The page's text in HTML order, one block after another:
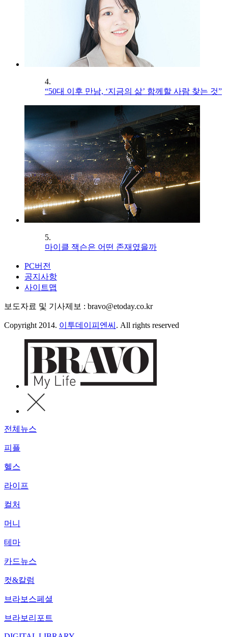
4.
“50대 이후 만남, ‘지금의 삶’ 함께할 사람 찾는 것”
5.
마이클 잭슨은 어떤 존재였을까
PC버전
공지사항
사이트맵
보도자료 및 기사제보 : bravo@etoday.co.kr
Copyright 2014. 이투데이피엔씨 . All rights reserved
전체뉴스
피플
헬스
라이프
컬처
머니
테마
카드뉴스
컷&칼럼
브라보스페셜
브라보리포트